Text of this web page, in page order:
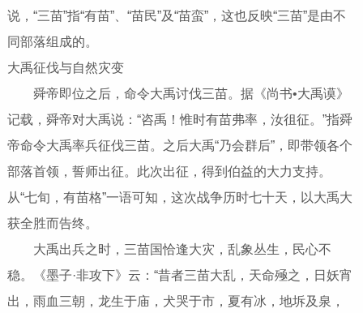
说，“三苗”指“有苗”、“苗民”及“苗蛮”，这也反映“三苗”是由不
同部落组成的。
大禹征伐与自然灾变
舜帝即位之后，命令大禹讨伐三苗。据《尚书•大禹谟》
记载，舜帝对大禹说：“咨禹！惟时有苗弗率，汝徂征。”指舜
帝命令大禹率兵征伐三苗。之后大禹“乃会群后”，即带领各个
部落首领，誓师出征。此次出征，得到伯益的大力支持。
从“七旬，有苗格”一语可知，这次战争历时七十天，以大禹大
获全胜而告终。
大禹出兵之时，三苗国恰逢大灾，乱象丛生，民心不
稳。《墨子·非攻下》云：“昔者三苗大乱，天命殛之，日妖宵
出，雨血三朝，龙生于庙，犬哭于市，夏有冰，地坼及泉，